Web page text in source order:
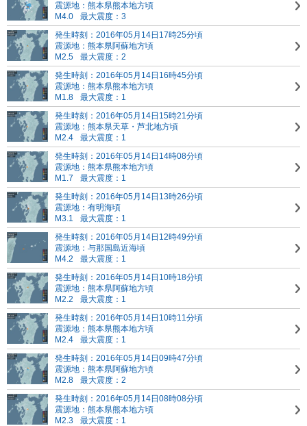
震源地：熊本県熊本地方頃
M4.0
最大震度：3
発生時刻：2016年05月14日17時25分頃
震源地：熊本県阿蘇地方頃
M2.5
最大震度：2
発生時刻：2016年05月14日16時45分頃
震源地：熊本県熊本地方頃
M1.8
最大震度：1
発生時刻：2016年05月14日15時21分頃
震源地：熊本県天草・芦北地方頃
M2.4
最大震度：1
発生時刻：2016年05月14日14時08分頃
震源地：熊本県熊本地方頃
M1.7
最大震度：1
発生時刻：2016年05月14日13時26分頃
震源地：有明海頃
M3.1
最大震度：1
発生時刻：2016年05月14日12時49分頃
震源地：与那国島近海頃
M4.2
最大震度：1
発生時刻：2016年05月14日10時18分頃
震源地：熊本県阿蘇地方頃
M2.2
最大震度：1
発生時刻：2016年05月14日10時11分頃
震源地：熊本県熊本地方頃
M2.4
最大震度：1
発生時刻：2016年05月14日09時47分頃
震源地：熊本県阿蘇地方頃
M2.8
最大震度：2
発生時刻：2016年05月14日08時08分頃
震源地：熊本県熊本地方頃
M2.3
最大震度：1